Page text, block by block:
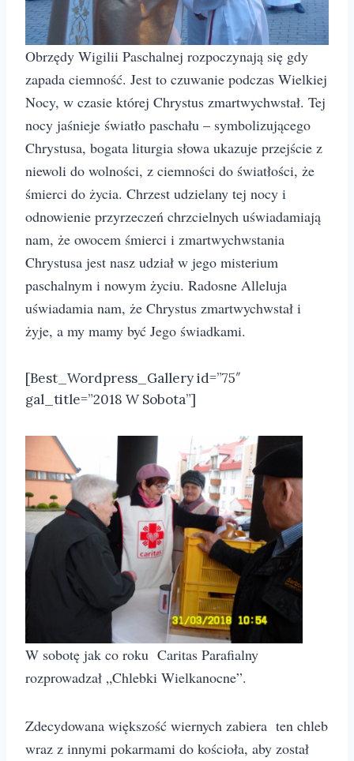
Obrzędy Wigilii Paschalnej rozpoczynają się gdy
zapada ciemność. Jest to czuwanie podczas Wielkiej
Nocy, w czasie której Chrystus zmartwychwstał. Tej
nocy jaśnieje światło paschału – symbolizującego
Chrystusa, bogata liturgia słowa ukazuje przejście z
niewoli do wolności, z ciemności do światłości, że
śmierci do życia. Chrzest udzielany tej nocy i
odnowienie przyrzeczeń chrzcielnych uświadamiają
nam, że owocem śmierci i zmartwychwstania
Chrystusa jest nasz udział w jego misterium
paschalnym i nowym życiu. Radosne Alleluja
uświadamia nam, że Chrystus zmartwychwstał i
żyje, a my mamy być Jego świadkami.
[Best_Wordpress_Gallery id=”75″
gal_title=”2018 W Sobota”]
W sobotę jak co roku Caritas Parafialny
rozprowadzał „Chlebki Wielkanocne”.
Zdecydowana większość wiernych zabiera ten chleb
wraz z innymi pokarmami do kościoła, aby został